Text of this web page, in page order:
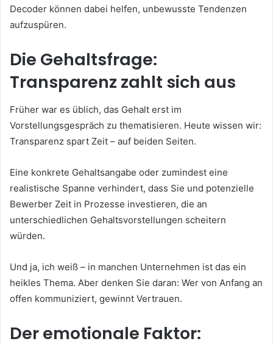
Decoder können dabei helfen, unbewusste Tendenzen
aufzuspüren.
Die Gehaltsfrage:
Transparenz zahlt sich aus
Früher war es üblich, das Gehalt erst im
Vorstellungsgespräch zu thematisieren. Heute wissen wir:
Transparenz spart Zeit – auf beiden Seiten.
Eine konkrete Gehaltsangabe oder zumindest eine
realistische Spanne verhindert, dass Sie und potenzielle
Bewerber Zeit in Prozesse investieren, die an
unterschiedlichen Gehaltsvorstellungen scheitern
würden.
Und ja, ich weiß – in manchen Unternehmen ist das ein
heikles Thema. Aber denken Sie daran: Wer von Anfang an
offen kommuniziert, gewinnt Vertrauen.
Der emotionale Faktor: